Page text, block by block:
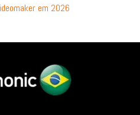
em 2026